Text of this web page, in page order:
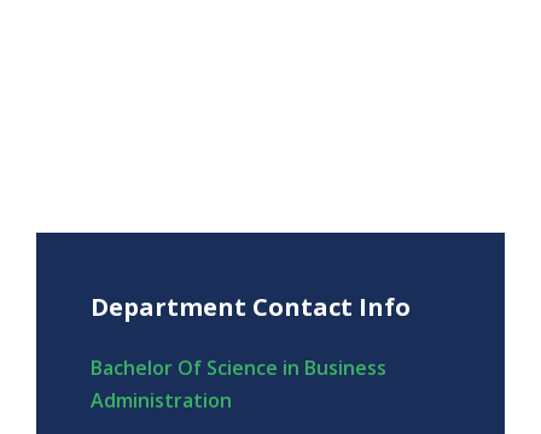
Department Contact Info
Bachelor Of Science in Business
Administration